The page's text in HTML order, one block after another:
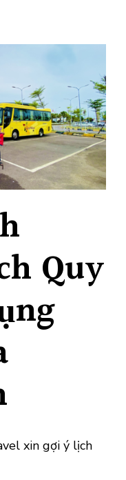
Quy
xin gợi ý lịch